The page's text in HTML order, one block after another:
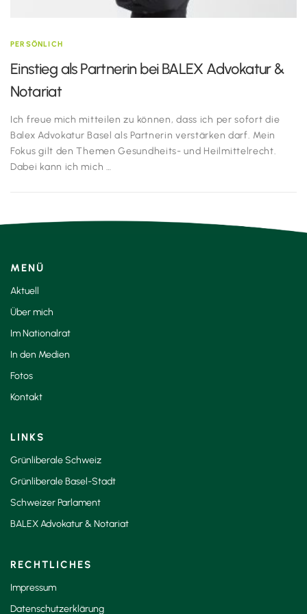
PERSÖNLICH
Einstieg als Partnerin bei BALEX Advokatur &
Notariat
Ich freue mich mitteilen zu können, dass ich per sofort die
Balex Advokatur Basel als Partnerin verstärken darf. Mein
Fokus gilt den Themen Gesundheits- und Heilmittelrecht.
Dabei kann ich mich …
MENÜ
Aktuell
Über mich
Im Nationalrat
In den Medien
Fotos
Kontakt
LINKS
Grünliberale Schweiz
Grünliberale Basel-Stadt
Schweizer Parlament
BALEX Advokatur & Notariat
RECHTLICHES
Impressum
Datenschutzerklärung